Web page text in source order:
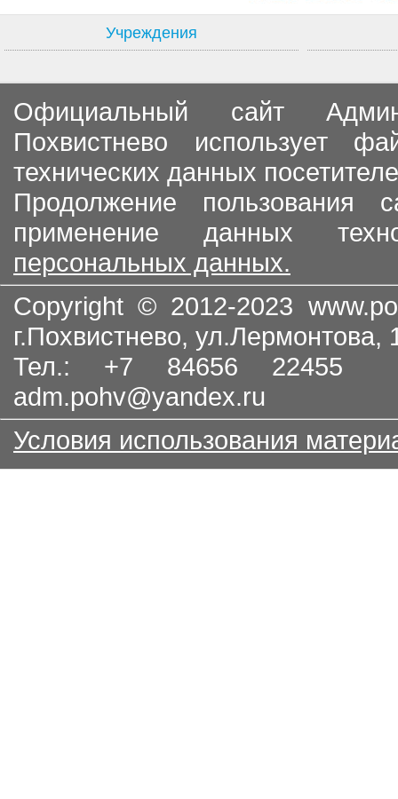
Учреждения
Официальный сайт
Похвистнево использует
технических данных
Продолжение пользования
применение данных
персональных данных.
Copyright © 2012-2023
г.Похвистнево, ул.Лермонтова,
Тел.: +7 84656
adm.pohv@yandex.ru
Условия использования